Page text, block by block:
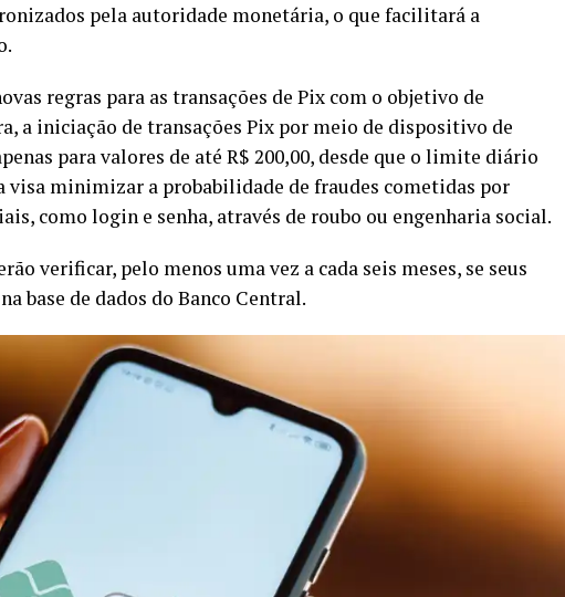
pela autoridade monetária, o que facilitará a
regras para as transações de Pix com o objetivo de
a iniciação de transações Pix por meio de dispositivo de
para valores de até R$ 200,00, desde que o limite diário
visa minimizar a probabilidade de fraudes cometidas por
como login e senha, através de roubo ou engenharia social.
verificar, pelo menos uma vez a cada seis meses, se seus
base de dados do Banco Central.